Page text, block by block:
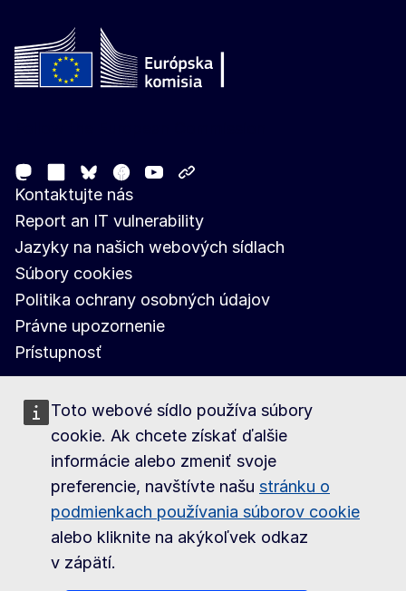
Toto webové sídlo používa súbory
cookie. Ak chcete získať ďalšie
informácie alebo zmeniť svoje
preferencie, navštívte našu stránku o
podmienkach používania súborov cookie
alebo kliknite na akýkoľvek odkaz
v zápätí.
MastodonLinkedIn
Bluesky
Facebook
Youtube
Kontaktujte nás
Report an IT vulnerability
Jazyky na našich webových sídlach
Súbory cookies
Politika ochrany osobných údajov
Právne upozornenie
Prístupnosť